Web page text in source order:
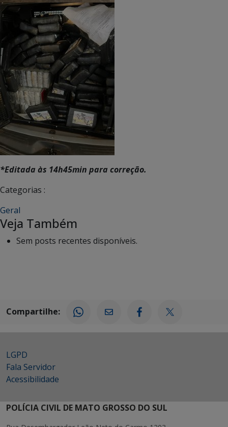
*Editada às 14h45min para correção.
Categorias :
Geral
Veja Também
Sem posts recentes disponíveis.
Compartilhe:
LGPD
Fala Servidor
Acessibilidade
POLÍCIA CIVIL DE MATO GROSSO DO SUL